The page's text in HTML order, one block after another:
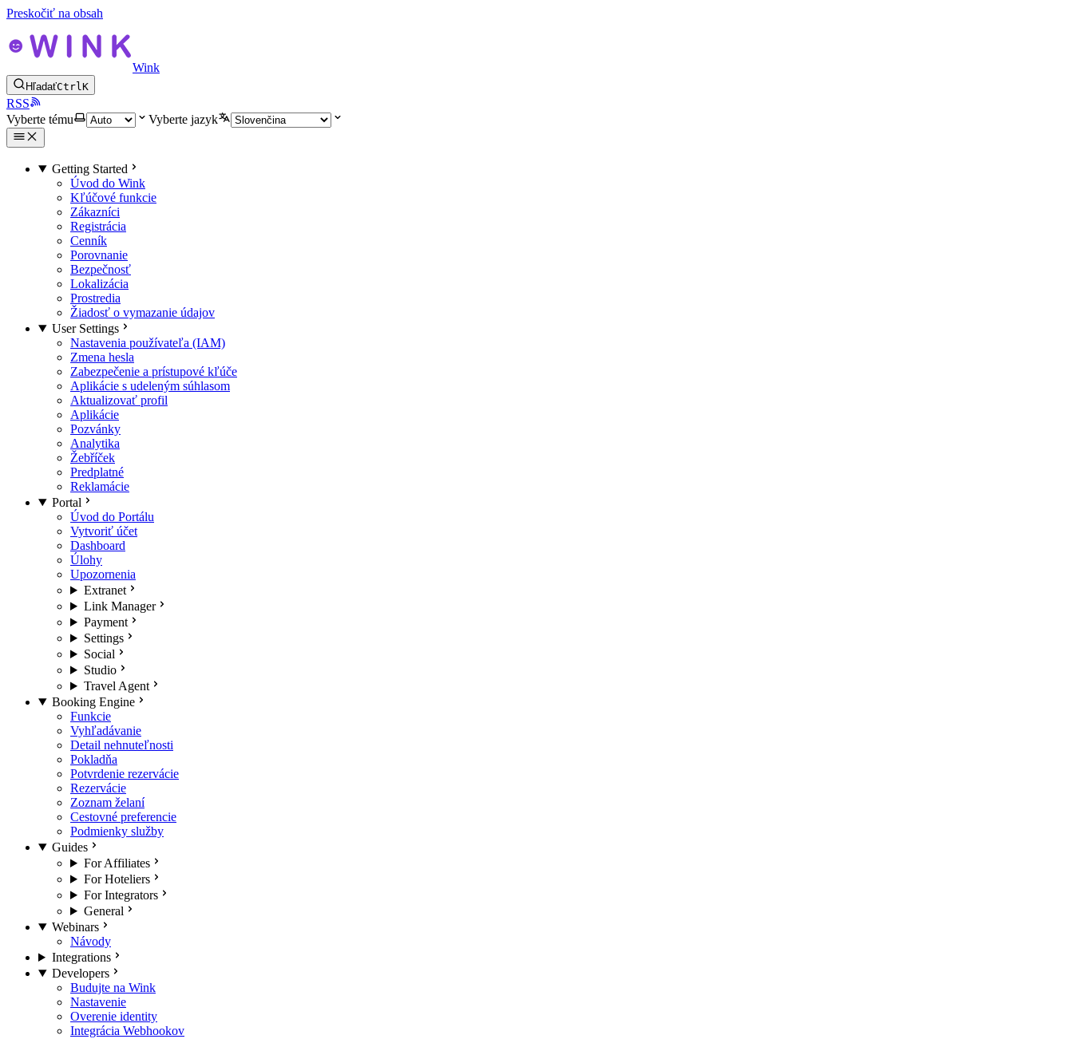
Preskočiť na obsah
Wink
HľadaťCtrlK
RSS
Vyberte tému
Vyberte jazyk
Getting Started
Úvod do Wink
Kľúčové funkcie
Zákazníci
Registrácia
Cenník
Porovnanie
Bezpečnosť
Lokalizácia
Prostredia
Žiadosť o vymazanie údajov
User Settings
Nastavenia používateľa (IAM)
Zmena hesla
Zabezpečenie a prístupové kľúče
Aplikácie s udeleným súhlasom
Aktualizovať profil
Aplikácie
Pozvánky
Analytika
Žebříček
Predplatné
Reklamácie
Portal
Úvod do Portálu
Vytvoriť účet
Dashboard
Úlohy
Upozornenia
Extranet
Link Manager
Payment
Settings
Social
Studio
Travel Agent
Booking Engine
Funkcie
Vyhľadávanie
Detail nehnuteľnosti
Pokladňa
Potvrdenie rezervácie
Rezervácie
Zoznam želaní
Cestovné preferencie
Podmienky služby
Guides
For Affiliates
For Hoteliers
For Integrators
General
Webinars
Návody
Integrations
Developers
Budujte na Wink
Nastavenie
Overenie identity
Integrácia Webhookov